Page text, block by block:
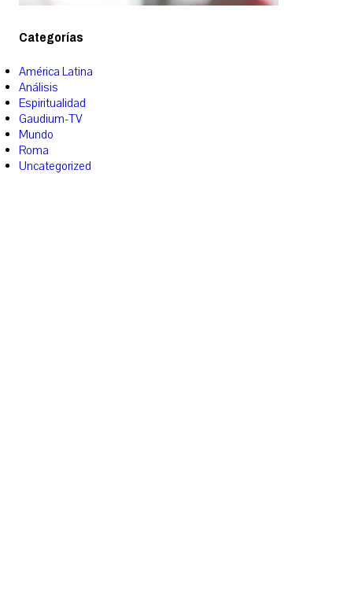
Categorías
América Latina
Análisis
Espiritualidad
Gaudium-TV
Mundo
Roma
Uncategorized